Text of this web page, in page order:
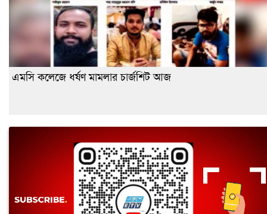
এমসি কলেজে ধর্ষণ মামলার চার্জশিট আজ